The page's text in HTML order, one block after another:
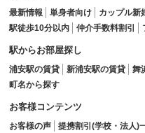
最新情報 単身者向け カップル新
駅徒歩10分以内
仲介手数料割引
駅からお部屋探し
浦安駅の賃貸 新浦安駅の賃貸 舞
町名から探す
お客様コンテンツ
お客様の声 提携割引(学校・法人)